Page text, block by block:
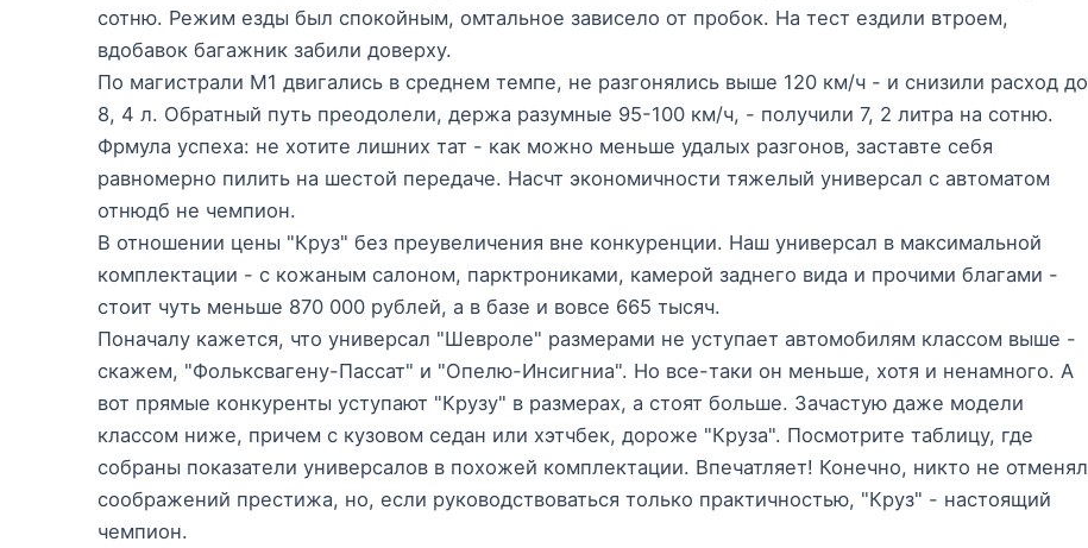
сотню. Режим езды был спокойным, омтальное зависело от пробок. На тест ездили втроем,
вдобавок багажник забили доверху.
По магистрали М1 двигались в среднем темпе, не разгонялись выше 120 км/ч - и снизили расход до
8, 4 л. Обратный путь преодолели, держа разумные 95-100 км/ч, - получили 7, 2 литра на сотню.
Фрмула успеха: не хотите лишних тат - как можно меньше удалых разгонов, заставте себя
равномерно пилить на шестой передаче. Насчт экономичности тяжелый универсал с автоматом
отнюдб не чемпион.
В отношении цены "Круз" без преувеличения вне конкуренции. Наш универсал в максимальной
комплектации - с кожаным салоном, парктрониками, камерой заднего вида и прочими благами -
стоит чуть меньше 870 000 рублей, а в базе и вовсе 665 тысяч.
Поначалу кажется, что универсал "Шевроле" размерами не уступает автомобилям классом выше -
скажем, "Фольксвагену-Пассат" и "Опелю-Инсигниа". Но все-таки он меньше, хотя и ненамного. А
вот прямые конкуренты уступают "Крузу" в размерах, а стоят больше. Зачастую даже модели
классом ниже, причем с кузовом седан или хэтчбек, дороже "Круза". Посмотрите таблицу, где
собраны показатели универсалов в похожей комплектации. Впечатляет! Конечно, никто не отменял
соображений престижа, но, если руководствоваться только практичностью, "Круз" - настоящий
чемпион.